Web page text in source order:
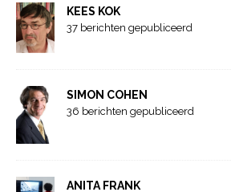
KEES KOK
37 berichten gepubliceerd
SIMON COHEN
36 berichten gepubliceerd
ANITA FRANK